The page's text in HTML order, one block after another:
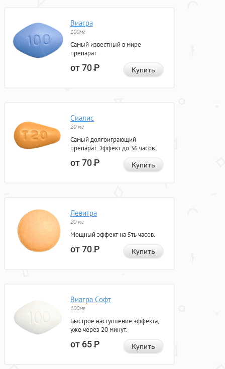
Виагра
100мг
Самый известный в мире
препарат
от 70Р Купить
Сиалис
20 мг
Самый долгоиграющий
препарат. Эффект до 36 часов.
от 70Р Купить
Левитра
20 мг
Мощный эффект на 5ть часов.
от 70Р Купить
Виагра Софт
100мг
Быстрое наступление эффекта,
уже через 20 минут.
от 65Р Купить